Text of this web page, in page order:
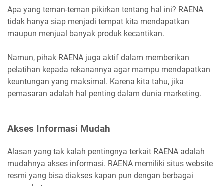
Apa yang teman-teman pikirkan tentang hal ini? RAENA
tidak hanya siap menjadi tempat kita mendapatkan
maupun menjual banyak produk kecantikan.
Namun, pihak RAENA juga aktif dalam memberikan
pelatihan kepada rekanannya agar mampu mendapatkan
keuntungan yang maksimal. Karena kita tahu, jika
pemasaran adalah hal penting dalam dunia marketing.
Akses Informasi Mudah
Alasan yang tak kalah pentingnya terkait RAENA adalah
mudahnya akses informasi. RAENA memiliki situs website
resmi yang bisa diakses kapan pun dengan berbagai